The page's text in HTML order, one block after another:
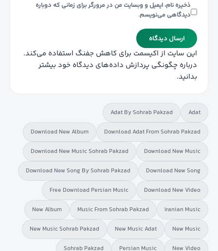
ذخیره نام، ایمیل و وبسایت من در مرورگر برای زمانی که دوباره
دیدگاهی می‌نویسم.
این سایت از اکیسمت برای کاهش جفنگ استفاده می‌کند.
درباره چگونگی پردازش داده‌های دیدگاه خود بیشتر
بدانید.
Adat
Adat By Sohrab Pakzad
Download Adat From Sohrab Pakzad
Download New Album
Download New Music
Download New Music Sohrab Pakzad
Download New Song
Download New Song By Sohrab Pakzad
Download New Video
Free Download Persian Music
Iranian Music
Music From Sohrab Pakzad
New Album
New Music
New Music Adat
New Music Sohrab Pakzad
New Video
Persian Music
Sohrab Pakzad